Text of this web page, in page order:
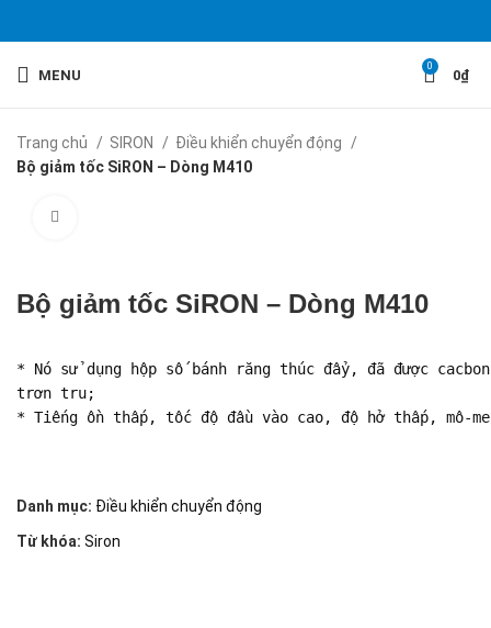
MENU
0
0₫
Trang chủ SIRON
Điều khiển chuyển động
Bộ giảm tốc SiRON – Dòng M410
Bộ giảm tốc SiRON – Dòng M410
* Nó sử dụng hộp số bánh răng thúc đẩy, đã được
trơn tru;
* Tiếng ồn thấp, tốc độ đầu vào cao, độ hở thấp, mô-
Danh mục: Điều khiển chuyển động
Từ khóa: Siron